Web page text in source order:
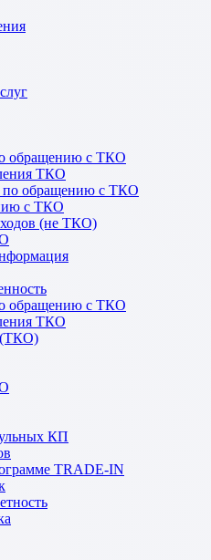
обращению с ТКО
ТКО
по обращению с ТКО
с ТКО
(не ТКО)
обращению с ТКО
ТКО
КП
TRADE-IN